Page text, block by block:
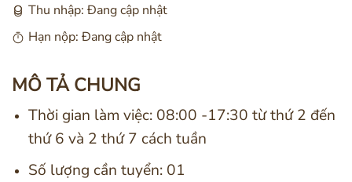
Thu nhập: Đang cập nhật
Hạn nộp: Đang cập nhật
MÔ TẢ CHUNG
Thời gian làm việc: 08:00 -17:30 từ thứ 2 đến
thứ 6 và 2 thứ 7 cách tuần
Số lượng cần tuyển: 01